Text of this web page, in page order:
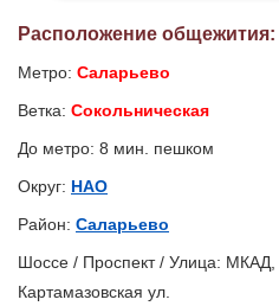
Расположение общежития:
Метро: Саларьево
Ветка: Сокольническая
До метро: 8 мин. пешком
Округ: НАО
Район: Саларьево
Шоссе / Проспект / Улица: МКАД,
Картамазовская ул.